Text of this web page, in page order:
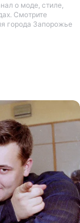
о моде, стиле,
Смотрите
города Запорожье